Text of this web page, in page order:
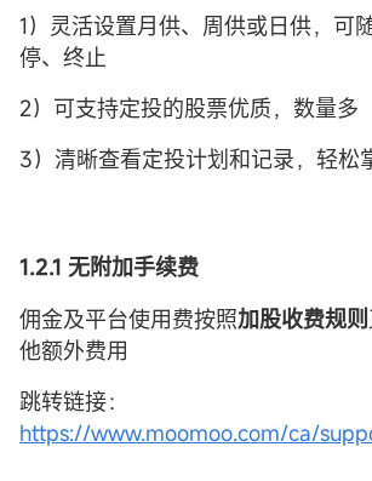
1）灵活设置月供、周供或日供，可
停、终止
2）可支持定投的股票优质，数量多
3）清晰查看定投计划和记录，轻松
1.2.1 无附加手续费
佣金及平台使用费按照加股收费规则
他额外费用
跳转链接：
https://www.moomoo.com/ca/